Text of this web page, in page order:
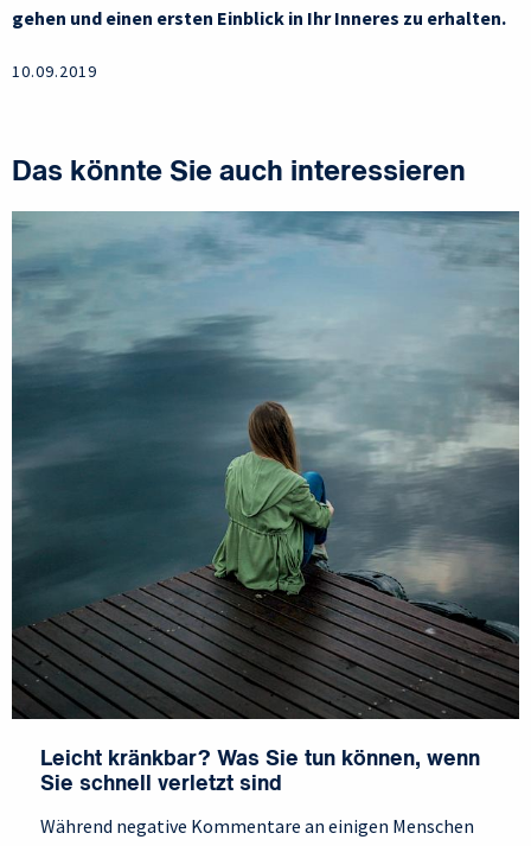
gehen und einen ersten Einblick in Ihr Inneres zu erhalten.
10.09.2019
Das könnte Sie auch interessieren
Leicht kränkbar? Was Sie tun können, wenn
Sie schnell verletzt sind
Während negative Kommentare an einigen Menschen